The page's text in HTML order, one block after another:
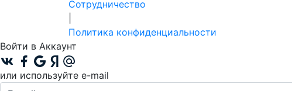
Сотрудничество
Политика конфиденциальности
Войти в Аккаунт
или используйте e-mail